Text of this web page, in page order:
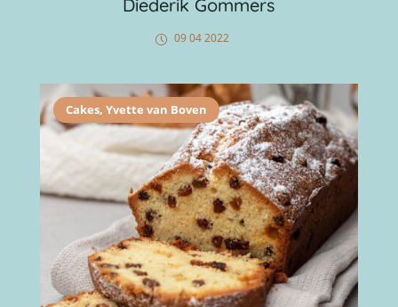
Diederik Gommers
09 04 2022
Cakes, Yvette van Boven